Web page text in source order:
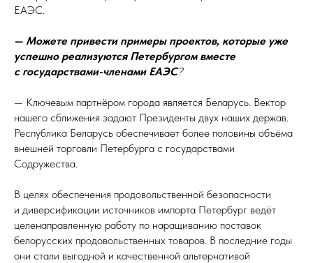
ЕАЭС.
— Можете привести примеры проектов, которые уже
успешно реализуются Петербургом вместе
с государствами-членами ЕАЭС?
— Ключевым партнёром города является Беларусь. Вектор
нашего сближения задают Президенты двух наших держав.
Республика Беларусь обеспечивает более половины объёма
внешней торговли Петербурга с государствами
Содружества.
В целях обеспечения продовольственной безопасности
и диверсификации источников импорта Петербург ведёт
целенаправленную работу по наращиванию поставок
белорусских продовольственных товаров. В последние годы
они стали выгодной и качественной альтернативой